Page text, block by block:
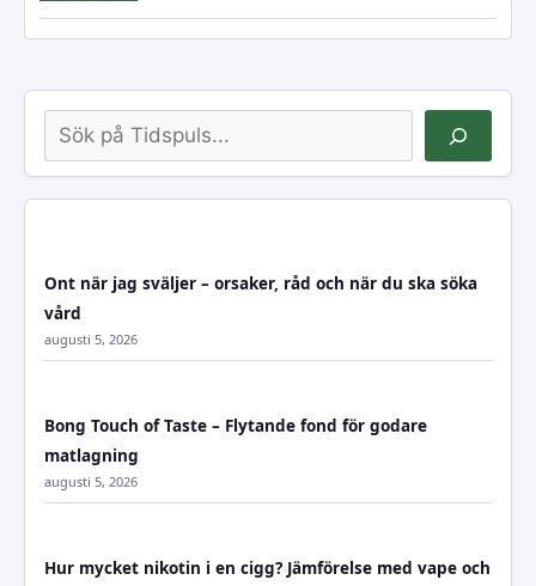
Sök
Ont när jag sväljer – orsaker, råd och när du ska söka
vård
augusti 5, 2026
Bong Touch of Taste – Flytande fond för godare
matlagning
augusti 5, 2026
Hur mycket nikotin i en cigg? Jämförelse med vape och